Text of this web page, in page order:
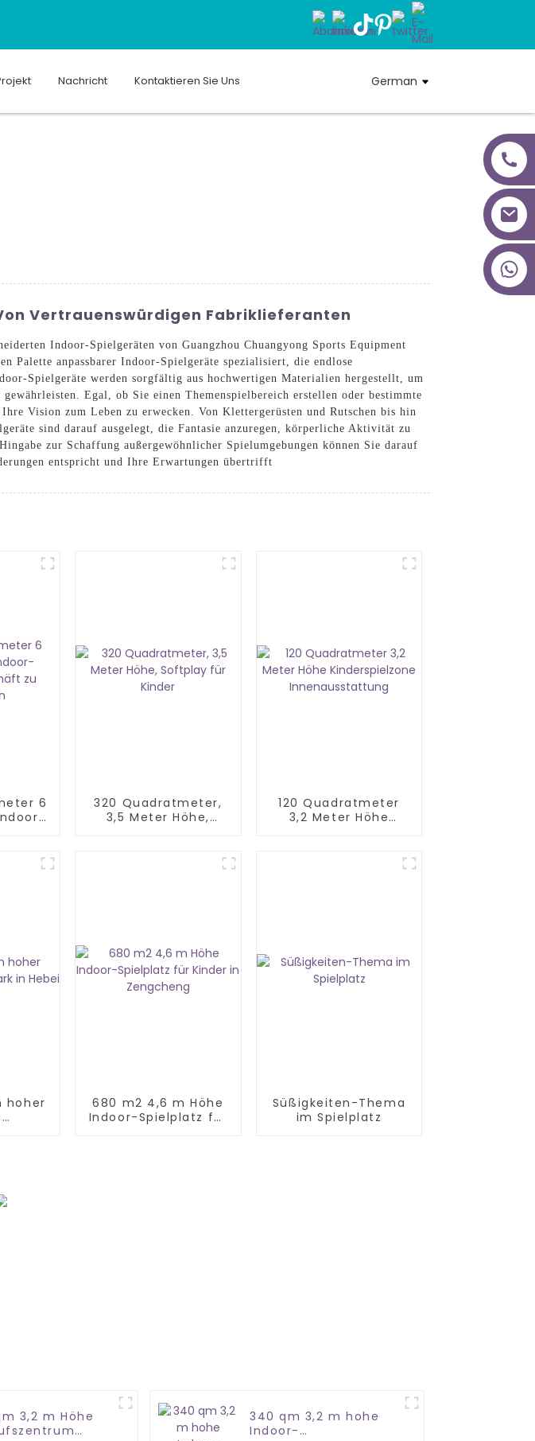
Nachricht Kontaktieren Sie Uns German
Vertrauenswürdigen Fabriklieferanten
Indoor-Spielgeräten von Guangzhou Chuangyong Sports Equipment
anpassbarer Indoor-Spielgeräte spezialisiert, die endlose
Spielgeräte werden sorgfältig aus hochwertigen Materialien hergestellt, um
Egal, ob Sie einen Themenspielbereich erstellen oder bestimmte
Vision zum Leben zu erwecken. Von Klettergerüsten und Rutschen bis hin
sind darauf ausgelegt, die Fantasie anzuregen, körperliche Aktivität zu
zur Schaffung außergewöhnlicher Spielumgebungen können Sie darauf
entspricht und Ihre Erwartungen übertrifft
6
320 Quadratmeter,
3,5 Meter Höhe,
120 Quadratmeter
3,2 Meter Höhe
hoher
680 m2 4,6 m Höhe
Indoor-Spielplatz für
Süßigkeiten-Thema
im Spielplatz
3,2 m Höhe
340 qm 3,2 m hohe
Indoor-